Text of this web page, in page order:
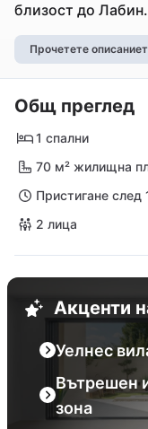
близост до Лабин.
Прочетете
Общ преглед
1 спални
70 м² жилищна
Пристигане след
2 лица
Акценти
Уелнес
Вътрешен
зона